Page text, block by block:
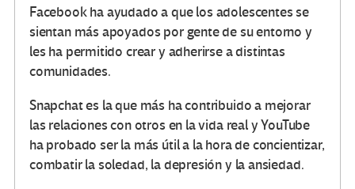
Facebook ha ayudado a que los adolescentes se
sientan más apoyados por gente de su entorno y
les ha permitido crear y adherirse a distintas
comunidades.
Snapchat es la que más ha contribuido a mejorar
las relaciones con otros en la vida real y YouTube
ha probado ser la más útil a la hora de concientizar,
combatir la soledad, la depresión y la ansiedad.